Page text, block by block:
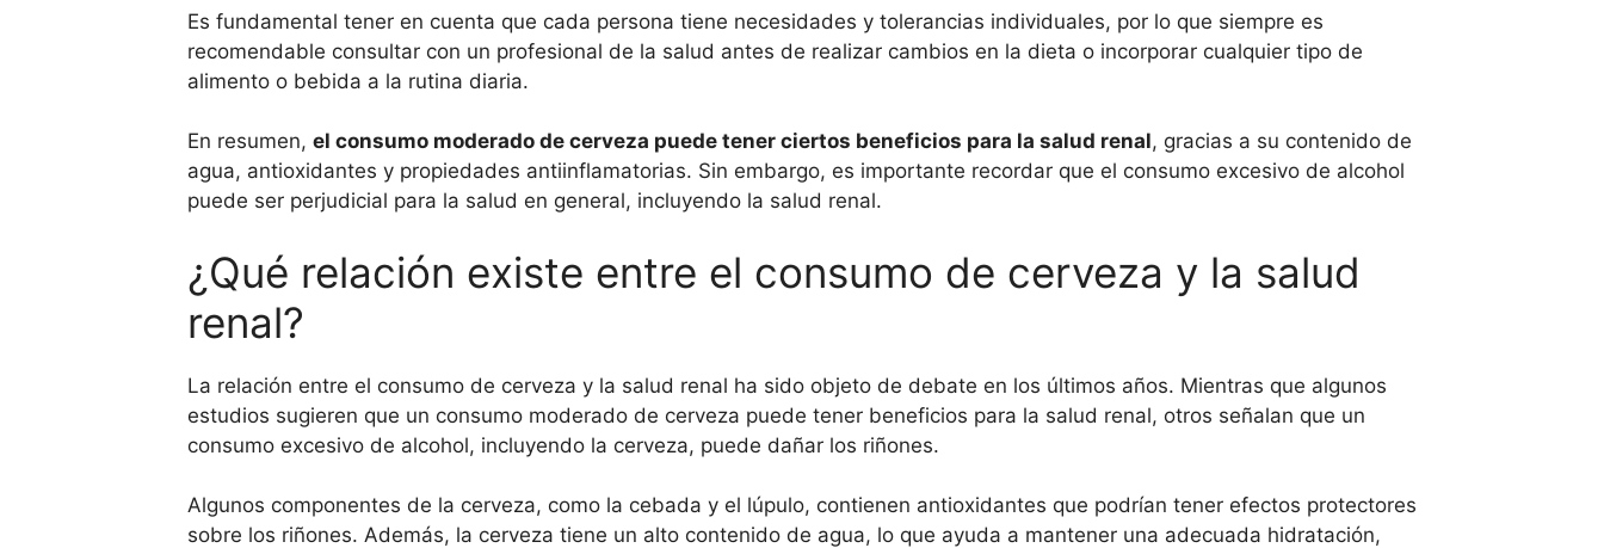
Es fundamental tener en cuenta que cada persona tiene necesidades y tolerancias individuales, por lo que siempre es
recomendable consultar con un profesional de la salud antes de realizar cambios en la dieta o incorporar cualquier tipo de
alimento o bebida a la rutina diaria.
En resumen, el consumo moderado de cerveza puede tener ciertos beneficios para la salud renal, gracias a su contenido de
agua, antioxidantes y propiedades antiinflamatorias. Sin embargo, es importante recordar que el consumo excesivo de alcohol
puede ser perjudicial para la salud en general, incluyendo la salud renal.
¿Qué relación existe entre el consumo de cerveza y la salud
renal?
La relación entre el consumo de cerveza y la salud renal ha sido objeto de debate en los últimos años. Mientras que algunos
estudios sugieren que un consumo moderado de cerveza puede tener beneficios para la salud renal, otros señalan que un
consumo excesivo de alcohol, incluyendo la cerveza, puede dañar los riñones.
Algunos componentes de la cerveza, como la cebada y el lúpulo, contienen antioxidantes que podrían tener efectos protectores
sobre los riñones. Además, la cerveza tiene un alto contenido de agua, lo que ayuda a mantener una adecuada hidratación,